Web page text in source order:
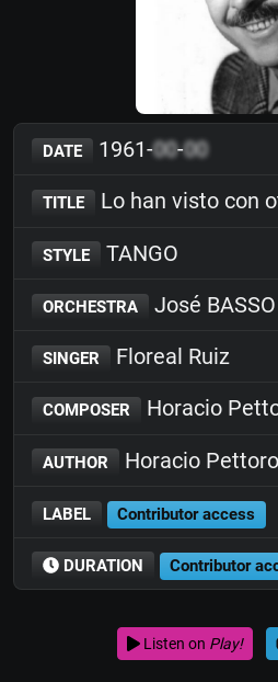
DATE 1961-00-00
TITLE Lo han visto con
STYLE TANGO
ORCHESTRA José BASSO
SINGER Floreal Ruiz
COMPOSER Horacio
AUTHOR Horacio
LABEL Contributor access
DURATION Contributor
Listen on Play!